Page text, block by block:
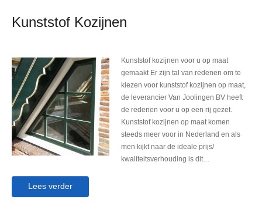
Kunststof Kozijnen
Kunststof kozijnen voor u op maat
gemaakt Er zijn tal van redenen om te
kiezen voor kunststof kozijnen op maat,
de leverancier Van Joolingen BV heeft
de redenen voor u op een rij gezet.
Kunststof kozijnen op maat komen
steeds meer voor in Nederland en als
men kijkt naar de ideale prijs/
kwaliteitsverhouding is dit…
Lees verder